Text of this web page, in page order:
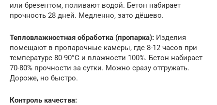
или брезентом, поливают водой. Бетон набирает
прочность 28 дней. Медленно, зато дёшево.
Тепловлажностная обработка (пропарка): Изделия
помещают в пропарочные камеры, где 8-12 часов при
температуре 80-90°С и влажности 100%. Бетон набирает
70-80% прочности за сутки. Можно сразу отгружать.
Дороже, но быстро.
Контроль качества: